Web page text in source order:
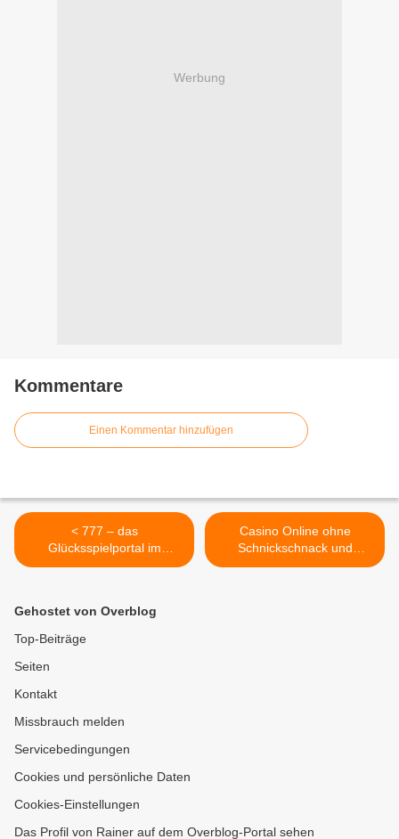
Werbung
Kommentare
Einen Kommentar hinzufügen
< 777 – das
Glücksspielportal im
Internet
Casino Online ohne
Schnickschnack und
Champagner >
Gehostet von Overblog
Top-Beiträge
Seiten
Kontakt
Missbrauch melden
Servicebedingungen
Cookies und persönliche Daten
Cookies-Einstellungen
Das Profil von Rainer auf dem Overblog-Portal sehen